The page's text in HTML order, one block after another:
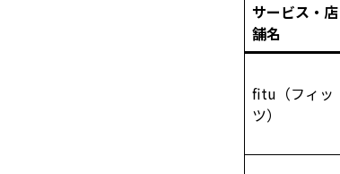
サービス・店
舗名
fitu（フィッ
ツ）